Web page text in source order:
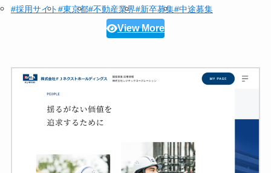
#採用サイト#東京都#不動産業界#新卒募集#中途募集
View More